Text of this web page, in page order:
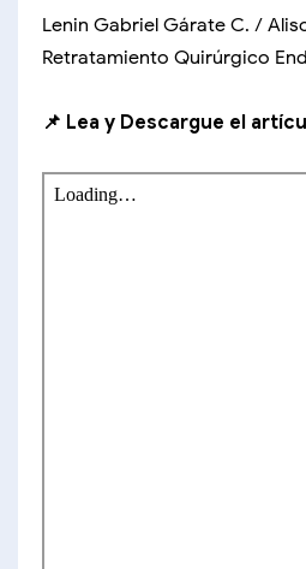
Lenin Gabriel Gárate C. /
Retratamiento Quirúrgico
📌 Lea y Descargue el